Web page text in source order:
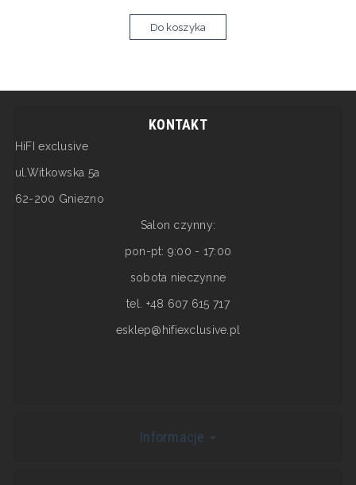
Do koszyka
KONTAKT
HiFI exclusive
ul.Witkowska 5a
62-200 Gniezno
Salon czynny:
pon-pt: 9:00 - 17:00
sobota nieczynne
tel. +48 607 615 717
esklep@hifiexclusive.pl
Informacje